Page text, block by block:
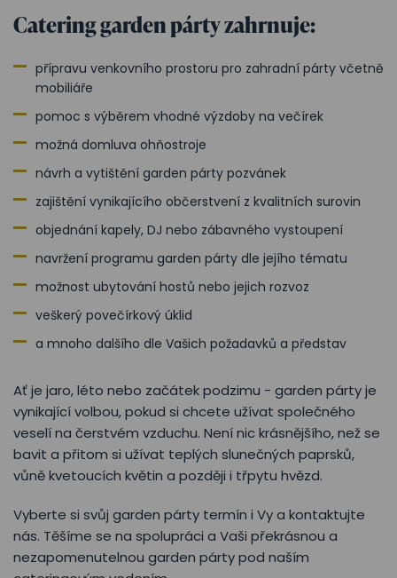
Catering garden párty zahrnuje:
přípravu venkovního prostoru pro zahradní párty včetně
mobiliáře
pomoc s výběrem vhodné výzdoby na večírek
možná domluva ohňostroje
návrh a vytištění garden párty pozvánek
zajištění vynikajícího občerstvení z kvalitních surovin
objednání kapely, DJ nebo zábavného vystoupení
navržení programu garden párty dle jejího tématu
možnost ubytování hostů nebo jejich rozvoz
veškerý povečírkový úklid
a mnoho dalšího dle Vašich požadavků a představ
Ať je jaro, léto nebo začátek podzimu - garden párty je
vynikající volbou, pokud si chcete užívat společného
veselí na čerstvém vzduchu. Není nic krásnějšího, než se
bavit a přitom si užívat teplých slunečných paprsků,
vůně kvetoucích květin a později i třpytu hvězd.
Vyberte si svůj garden párty termín i Vy a kontaktujte
nás. Těšíme se na spolupráci a Vaši překrásnou a
nezapomenutelnou garden párty pod naším